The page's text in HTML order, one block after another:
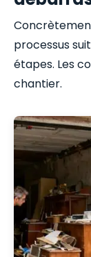
processus
étapes. Les
chantier.